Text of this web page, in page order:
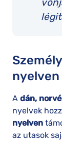
nyelven
A dán,
nyelvek
nyelven
az utasok